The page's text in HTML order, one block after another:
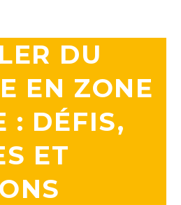
DU
EN ZONE
: DÉFIS,
ET